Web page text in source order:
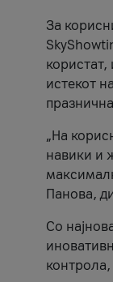
За
истекот
„На
навики и
Панова,
Со